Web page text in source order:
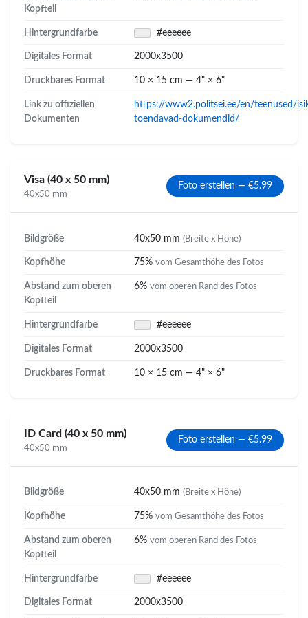
Kopfteil
Hintergrundfarbe #eeeeee
Digitales Format 2000x3500
Druckbares Format 10 × 15 cm — 4" × 6"
Link zu offiziellen
Dokumenten
https://www2.politsei.ee/en/teenused/
toendavad-dokumendid/
Visa (40 x 50 mm)
40x50 mm
Foto erstellen — €5.99
Bildgröße 40x50 mm (Breite x Höhe)
Kopfhöhe 75% vom Gesamthöhe des Fotos
Abstand zum oberen
Kopfteil
6% vom oberen Rand des Fotos
Hintergrundfarbe #eeeeee
Digitales Format 2000x3500
Druckbares Format 10 × 15 cm — 4" × 6"
ID Card (40 x 50 mm)
40x50 mm
Foto erstellen — €5.99
Bildgröße 40x50 mm (Breite x Höhe)
Kopfhöhe 75% vom Gesamthöhe des Fotos
Abstand zum oberen
Kopfteil
6% vom oberen Rand des Fotos
Hintergrundfarbe #eeeeee
Digitales Format 2000x3500